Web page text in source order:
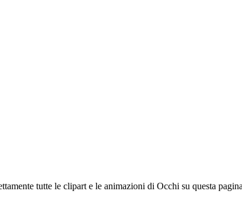
tutte le clipart e le animazioni di Occhi su questa